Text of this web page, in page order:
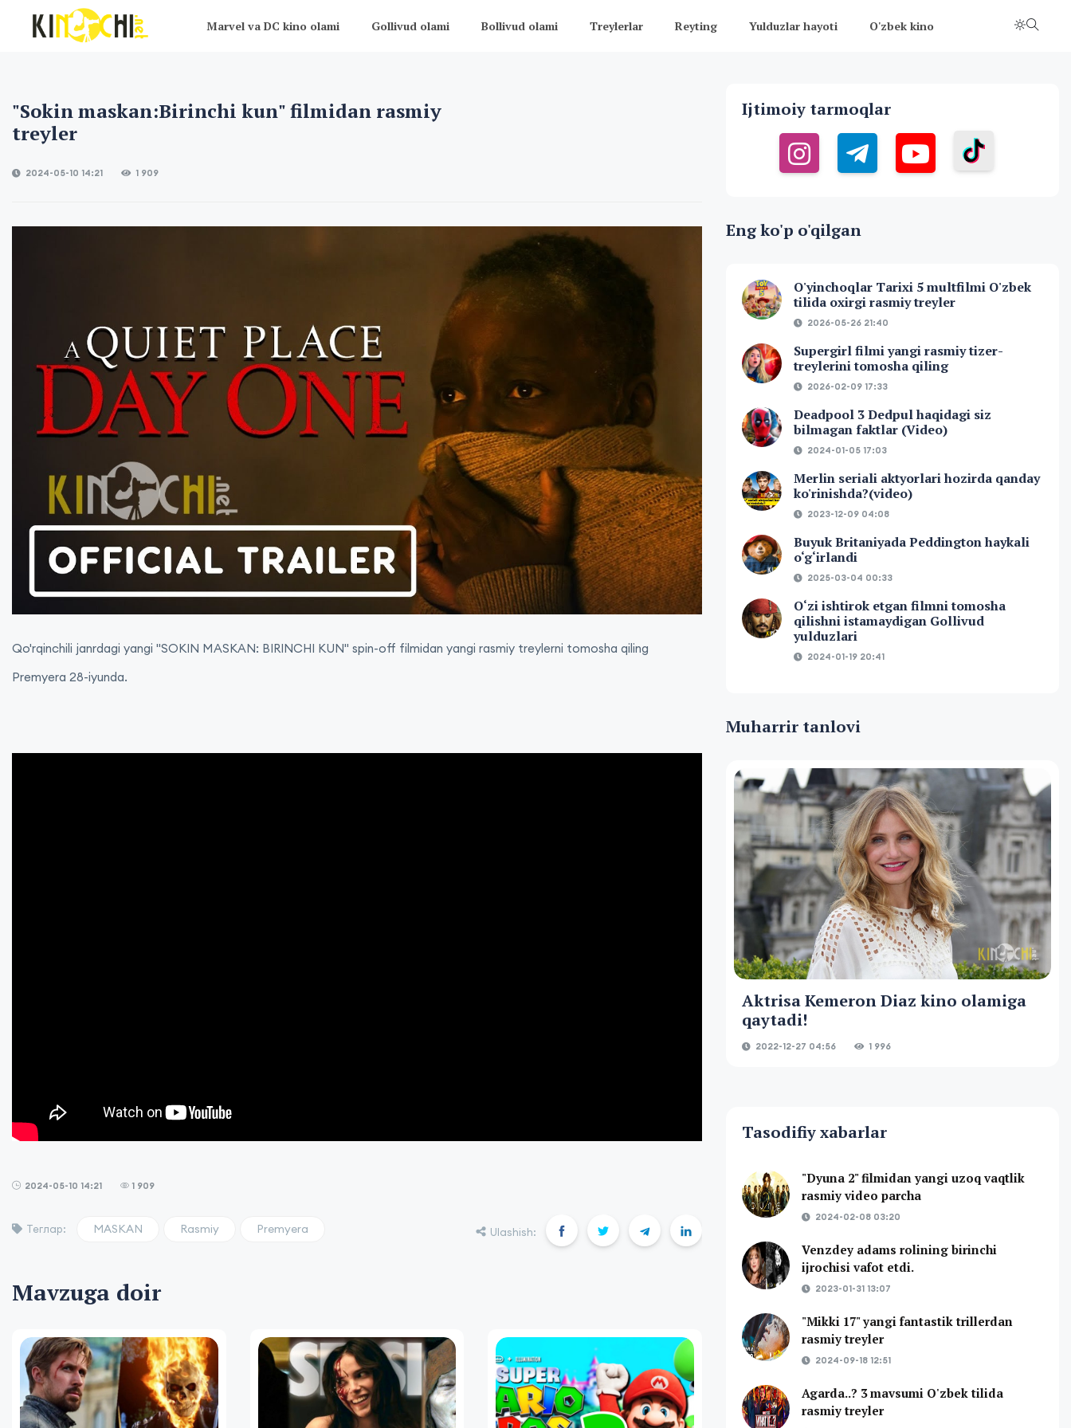
Marvel va DC kino olami Gollivud olami Bollivud olami Treylerlar Reyting Yulduzlar hayoti O'zbek kino
"Sokin maskan:Birinchi kun" filmidan rasmiy
treyler
2024-05-10 14:21 1 909
Qo'rqinchili janrdagi yangi "SOKIN MASKAN: BIRINCHI KUN" spin-off filmidan yangi rasmiy treylerni tomosha qiling
Premyera 28-iyunda.
2024-05-10 14:21 1 909
Теглар: MASKAN Rasmiy Premyera Ulashish:
Mavzuga doir
Ijtimoiy tarmoqlar
Eng ko'p o'qilgan
O'yinchoqlar Tarixi 5 multfilmi O'zbek
tilida oxirgi rasmiy treyler
2026-05-26 21:40
Supergirl filmi yangi rasmiy tizer-
treylerini tomosha qiling
2026-02-09 17:33
Deadpool 3 Dedpul haqidagi siz
bilmagan faktlar (Video)
2024-01-05 17:03
Merlin seriali aktyorlari hozirda qanday
ko'rinishda?(video)
2023-12-09 04:08
Buyuk Britaniyada Peddington haykali
o‘g‘irlandi
2025-03-04 00:33
O‘zi ishtirok etgan filmni tomosha
qilishni istamaydigan Gollivud
yulduzlari
2024-01-19 20:41
Muharrir tanlovi
Aktrisa Kemeron Diaz kino olamiga
qaytadi!
2022-12-27 04:56 1 996
Tasodifiy xabarlar
"Dyuna 2" filmidan yangi uzoq vaqtlik
rasmiy video parcha
2024-02-08 03:20
Venzdey adams rolining birinchi
ijrochisi vafot etdi.
2023-01-31 13:07
"Mikki 17" yangi fantastik trillerdan
rasmiy treyler
2024-09-18 12:51
Agarda..? 3 mavsumi O'zbek tilida
rasmiy treyler